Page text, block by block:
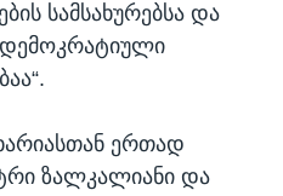
სამსახურებსა და
ერთად
ზალკალიანი და